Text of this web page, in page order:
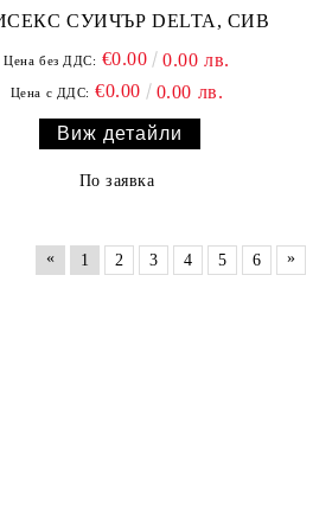
СУИЧЪР DELTA, СИВ
Цена без ДДС: €0.00 0.00 лв.
Цена с ДДС: €0.00 0.00 лв.
Виж детайли
По заявка
« 1 2 3 4 5 6 »